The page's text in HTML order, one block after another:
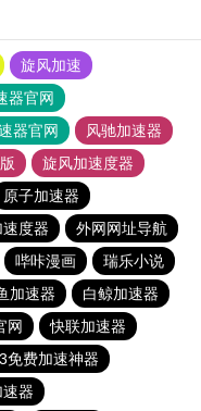
旋风加速
器官网
器官网
风驰加速器
旋风加速度器
原子加速器
度器
外网网址导航
哔咔漫画
瑞乐小说
加速器
白鲸加速器
网
快联加速器
免费加速神器
器